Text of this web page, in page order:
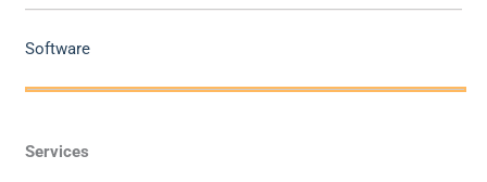
Software
Services